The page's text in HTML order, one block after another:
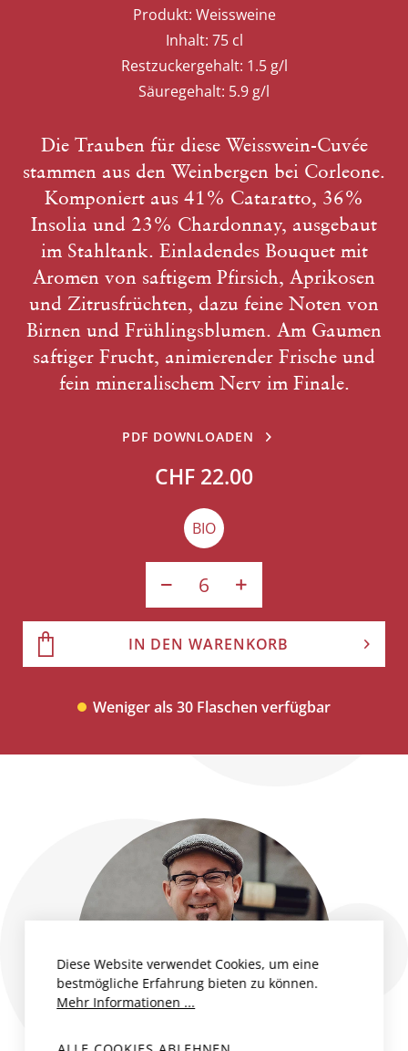
Produkt: Weissweine
Inhalt: 75 cl
Restzuckergehalt: 1.5 g/l
Säuregehalt: 5.9 g/l
Die Trauben für diese Weisswein-Cuvée
stammen aus den Weinbergen bei Corleone.
Komponiert aus 41% Cataratto, 36%
Insolia und 23% Chardonnay, ausgebaut
im Stahltank. Einladendes Bouquet mit
Aromen von saftigem Pfirsich, Aprikosen
und Zitrusfrüchten, dazu feine Noten von
Birnen und Frühlingsblumen. Am Gaumen
saftiger Frucht, animierender Frische und
fein mineralischem Nerv im Finale.
PDF DOWNLOADEN
CHF 22.00
BIO
IN DEN WARENKORB
Weniger als 30 Flaschen verfügbar
Diese Website verwendet Cookies, um eine
bestmögliche Erfahrung bieten zu können.
Mehr Informationen ...